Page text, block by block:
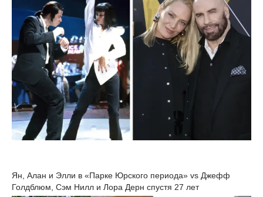
Ян, Алан и Элли в «Парке Юрского периода» vs Джефф
Голдблюм, Сэм Нилл и Лора Дерн спустя 27 лет